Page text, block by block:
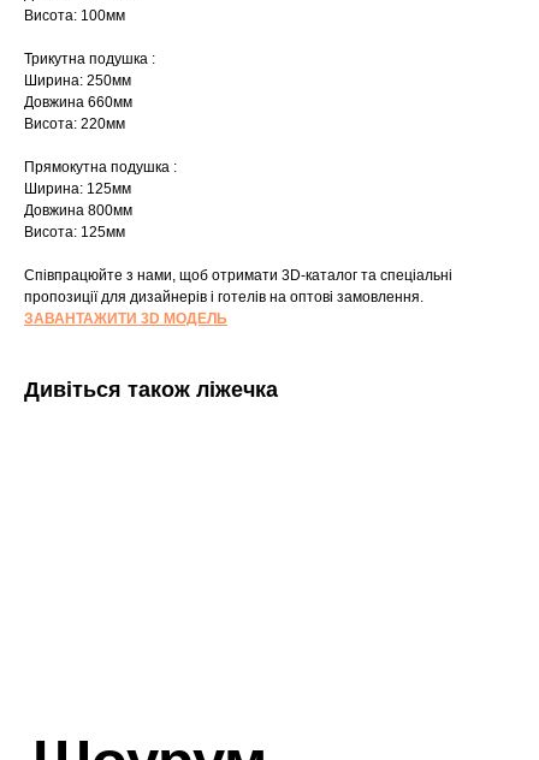
Висота: 100мм
Трикутна подушка :
Ширина: 250мм
Довжина 660мм
Висота: 220мм
Прямокутна подушка :
Ширина: 125мм
Довжина 800мм
Висота: 125мм
Співпрацюйте з нами, щоб отримати 3D-каталог та спеціальні
пропозиції для дизайнерів і готелів на оптові замовлення.
ЗАВАНТАЖИТИ 3D МОДЕЛЬ
Дивіться також ліжечка
Шоурум
Tekstura
для вас
Записатися